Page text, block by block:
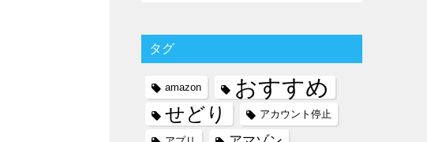
タグ
amazon おすすめ
せどり アカウント停止